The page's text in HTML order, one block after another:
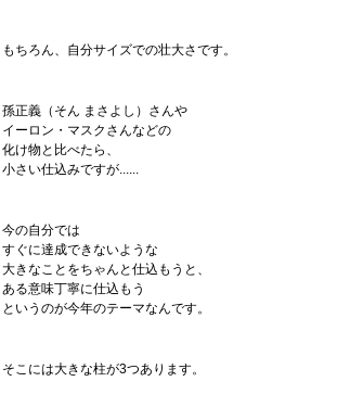
もちろん、自分サイズでの壮大さです。
孫正義（そん まさよし）さんや
イーロン・マスクさんなどの
化け物と比べたら、
小さい仕込みですが......
今の自分では
すぐに達成できないような
大きなことをちゃんと仕込もうと、
ある意味丁寧に仕込もう
というのが今年のテーマなんです。
そこには大きな柱が3つあります。